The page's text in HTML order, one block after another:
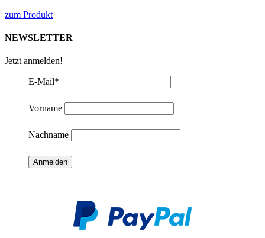
zum Produkt
NEWSLETTER
Jetzt anmelden!
E-Mail*
Vorname
Nachname